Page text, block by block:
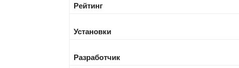
Рейтинг
Установки
Разработчик